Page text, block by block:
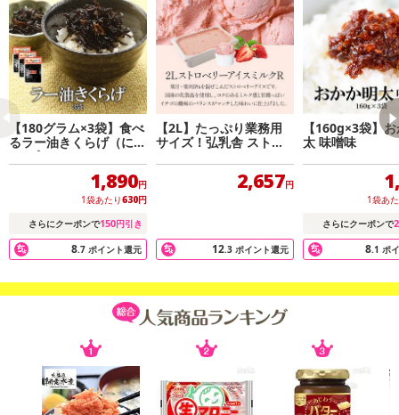
栄養成分表示(100g当たり)エネルギー 207kcal たんぱく質 6.7g 脂
質 0.1g 炭水化物 44.7g 食塩相当量 6.1g
・賞味期限：出荷日より90日以上
・原産国（最終加工地）：日本
・原材料/材質/素材：醤油（国内製造）、砂糖、調味梅漬（梅、食
塩、還元水飴、その他）、乾燥きくらげ、発酵調味料、かつお削り
節、醸造酢、風味調味料／ソルビット、調味料（アミノ酸等）、酸
味料、酒精、保存料（ソルビン酸K）、着色料（野菜色素、赤106、
赤3）、甘味料（甘草、ステビア）、V.B1、（一部に大豆・小麦を
含む）
【賞味・消費期限のある商品について】
商品到着時点でのお日持ち期間は、配送日数などにより異なります
のでご了承ください。
【180グラム×3袋】食べ
るラー油きくらげ（にん
にく入り）
1,890円
1袋あたり630円
さらにクーポンで150円引き
8.7 ポイント還元
【2L】たっぷり業務用
サイズ！弘乳舎 ストロ
2,657円
12.3 ポイント還元
【160g×3袋】
太 味噌味
1袋あ
さらにクーポンで
8.1 ポ